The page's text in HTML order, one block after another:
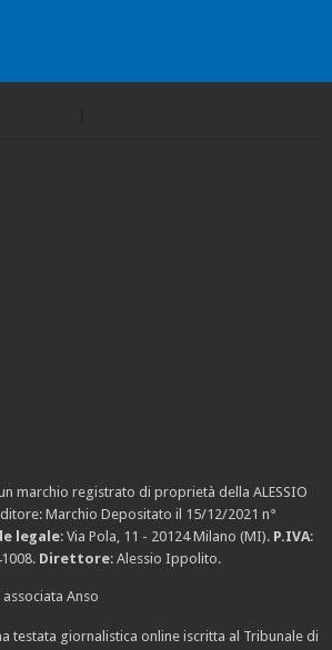
marchio registrato di proprietà della ALESSIO
Marchio Depositato il 15/12/2021 n°
legale: Via Pola, 11 - 20124 Milano (MI). P.IVA:
Direttore: Alessio Ippolito.
associata Anso
testata giornalistica online iscritta al Tribunale di